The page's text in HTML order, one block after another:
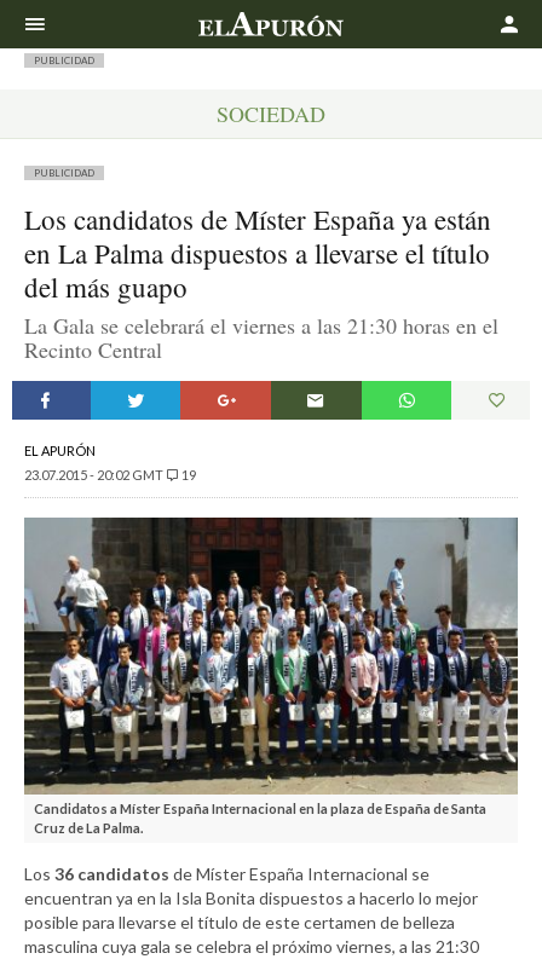
PUBLICIDAD
SOCIEDAD
PUBLICIDAD
Los candidatos de Míster España ya están
en La Palma dispuestos a llevarse el título
del más guapo
La Gala se celebrará el viernes a las 21:30 horas en el
Recinto Central
EL APURÓN
23.07.2015 - 20:02 GMT
19
Candidatos a Míster España Internacional en la plaza de España de Santa
Cruz de La Palma.
Los 36 candidatos de Míster España Internacional se
encuentran ya en la Isla Bonita dispuestos a hacerlo lo mejor
posible para llevarse el título de este certamen de belleza
masculina cuya gala se celebra el próximo viernes, a las 21:30